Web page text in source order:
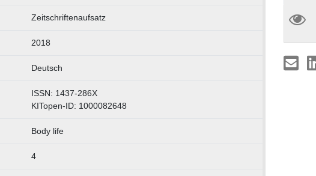
Zeitschriftenaufsatz
2018
Deutsch
ISSN: 1437-286X
KITopen-ID: 1000082648
Body life
4